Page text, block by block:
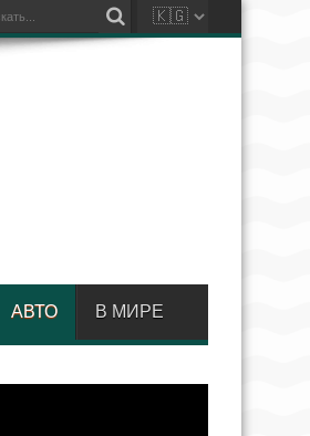
АВТО В МИРЕ